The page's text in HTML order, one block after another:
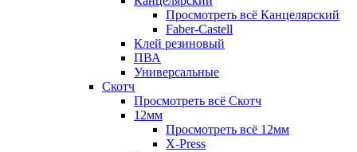
Просмотреть всё Канцелярский
Faber-Castell
Клей резиновый
ПВА
Универсальные
Скотч
Просмотреть всё Скотч
12мм
Просмотреть всё 12мм
X-Press